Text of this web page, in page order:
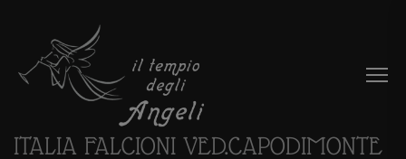
ITALIA FALCIONI VED.CAPODIMONTE